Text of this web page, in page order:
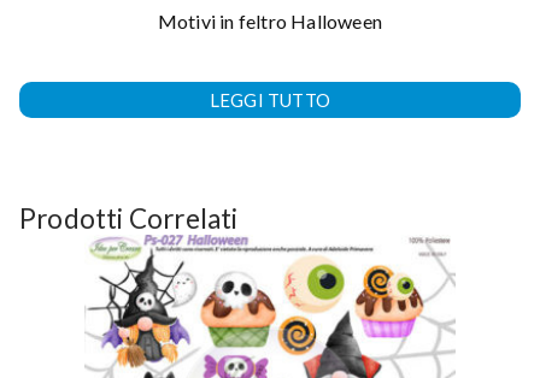
Motivi in feltro Halloween
LEGGI TUTTO
Prodotti Correlati